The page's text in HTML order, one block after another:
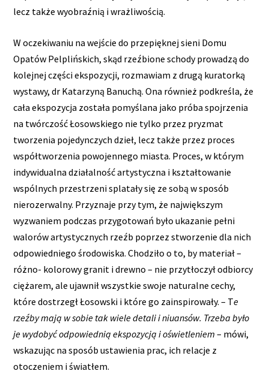
lecz także wyobraźnią i wrażliwością.
W oczekiwaniu na wejście do przepięknej sieni Domu
Opatów Pelplińskich, skąd rzeźbione schody prowadzą do
kolejnej części ekspozycji, rozmawiam z drugą kuratorką
wystawy, dr Katarzyną Banuchą. Ona również podkreśla, że
cała ekspozycja została pomyślana jako próba spojrzenia
na twórczość Łosowskiego nie tylko przez pryzmat
tworzenia pojedynczych dzieł, lecz także przez proces
współtworzenia powojennego miasta. Proces, w którym
indywidualna działalność artystyczna i kształtowanie
wspólnych przestrzeni splatały się ze sobą w sposób
nierozerwalny. Przyznaje przy tym, że największym
wyzwaniem podczas przygotowań było ukazanie pełni
walorów artystycznych rzeźb poprzez stworzenie dla nich
odpowiedniego środowiska. Chodziło o to, by materiał –
różno- kolorowy granit i drewno – nie przytłoczył odbiorcy
ciężarem, ale ujawnił wszystkie swoje naturalne cechy,
które dostrzegł Łosowski i które go zainspirowały. – Te
rzeźby mają w sobie tak wieledetali i niuansów. Trzeba było
je wydobyć odpowiednią ekspozycją i oświetleniem– mówi,
wskazując na sposób ustawienia prac, ich relacje z
otoczeniem i światłem.